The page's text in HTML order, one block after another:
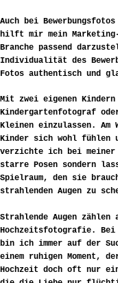
Auch bei
hilft mir mein Marketing-
Branche passend
Individualität des
Fotos authentisch und
Mit zwei eigenen
Kindergartenfotograf
Kleinen einzulassen.
Kinder sich wohl fühlen
verzichte ich bei
starre Posen sondern
Spielraum, den sie
strahlenden Augen zu
Strahlende Augen
Hochzeitsfotografie.
bin ich immer auf der
einem ruhigen Moment,
Hochzeit doch oft nur